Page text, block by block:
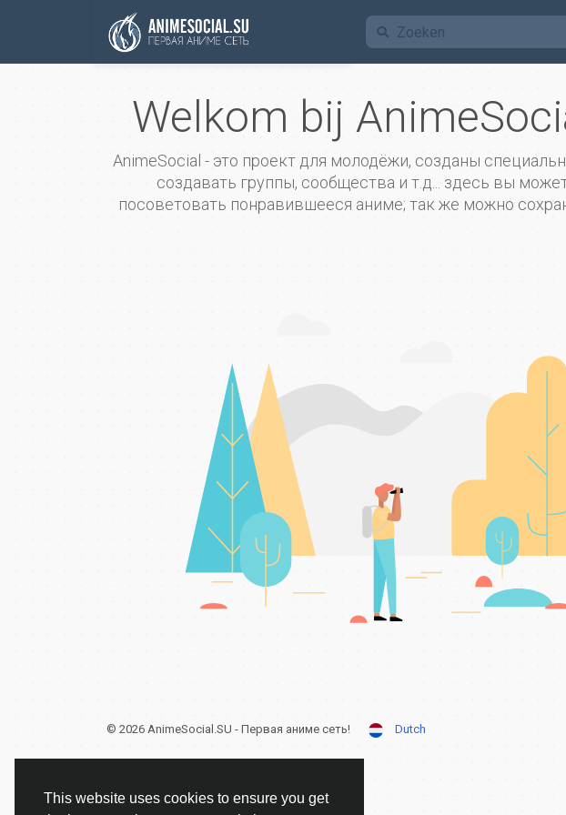
This website uses cookies to ensure you get
Funding
Welkom bij
AnimeSocial - это проект для молодёжи, созданы
создавать группы, сообщества и т.д... здесь вы
посоветовать понравившееся аниме; так же можно
© 2026 AnimeSocial.SU - Первая аниме сеть! Dutch